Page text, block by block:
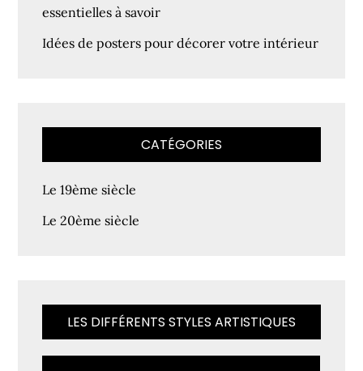
essentielles à savoir
Idées de posters pour décorer votre intérieur
CATÉGORIES
Le 19ème siècle
Le 20ème siècle
LES DIFFÉRENTS STYLES ARTISTIQUES